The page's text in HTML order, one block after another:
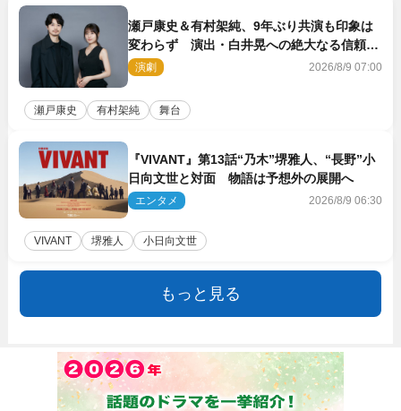
瀬戸康史＆有村架純、9年ぶり共演も印象は
変わらず 演出・白井晃への絶大なる信頼を
胸に舞台『キュー』に挑む
演劇 2026/8/9 07:00
瀬戸康史 有村架純 舞台
『VIVANT』第13話“乃木”堺雅人、“長野”小
日向文世と対面 物語は予想外の展開へ
エンタメ 2026/8/9 06:30
VIVANT 堺雅人 小日向文世
もっと見る